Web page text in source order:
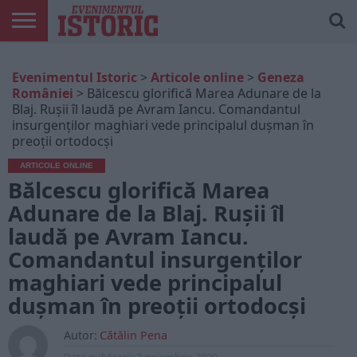
ONLINE
EDIȚII
TIPĂRITE
ISTORIC
PLAY
CONTUL
MEU
Evenimentul Istoric > Articole online > Geneza
României > Bălcescu glorifică Marea Adunare de la
Blaj. Rușii îl laudă pe Avram Iancu. Comandantul
insurgenților maghiari vede principalul dușman în
preoții ortodocși
ARTICOLE ONLINE
Bălcescu glorifică Marea
Adunare de la Blaj. Rușii îl
laudă pe Avram Iancu.
Comandantul insurgenților
maghiari vede principalul
dușman în preoții ortodocși
Autor: Cătălin Pena